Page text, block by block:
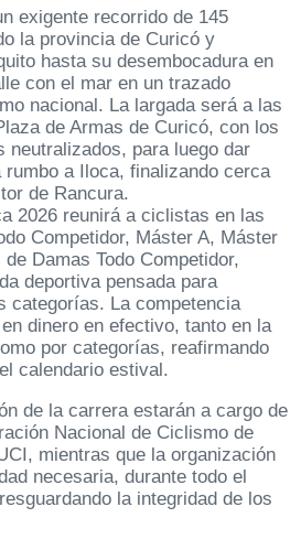
exigente recorrido de 145
la provincia de Curicó y
hasta su desembocadura en
con el mar en un trazado
nacional. La largada será a las
de Armas de Curicó, con los
neutralizados, para luego dar
rumbo a Iloca, finalizando cerca
de Rancura.
2026 reunirá a ciclistas en las
Competidor, Máster A, Máster
Damas Todo Competidor,
deportiva pensada para
categorías. La competencia
dinero en efectivo, tanto en la
por categorías, reafirmando
calendario estival.
de la carrera estarán a cargo de
Nacional de Ciclismo de
mientras que la organización
necesaria, durante todo el
la integridad de los